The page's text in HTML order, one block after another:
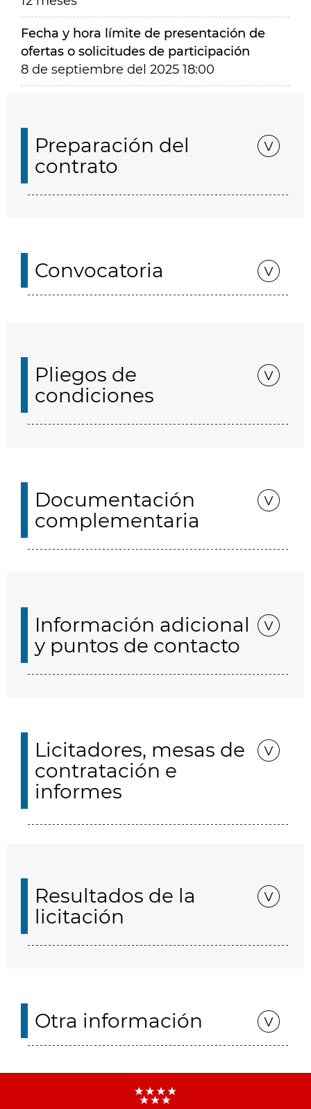
Fecha y hora límite de presentación de
ofertas o solicitudes de participación
8 de septiembre del 2025 18:00
Preparación del
contrato
Convocatoria
Pliegos de
condiciones
Documentación
complementaria
Información adicional
y puntos de contacto
Licitadores, mesas de
contratación e
informes
Resultados de la
licitación
Otra información